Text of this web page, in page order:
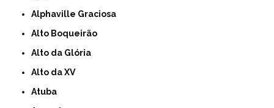
Alphaville Graciosa
Alto Boqueirão
Alto da Glória
Alto da XV
Atuba